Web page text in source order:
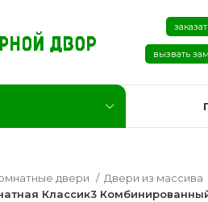
вызвать
двери Двери из массива
Классик3